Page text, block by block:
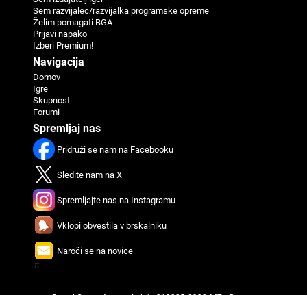
Sem razvijalec/razvijalka programske opreme
Želim pomagati BGA
Prijavi napako
Izberi Premium!
Navigacija
Domov
Igre
Skupnost
Forumi
Spremljaj nas
Pridruži se nam na Facebooku
Sledite nam na X
Spremljajte nas na Instagramu
Vklopi obvestila v brskalniku
Naroči se na novice
π